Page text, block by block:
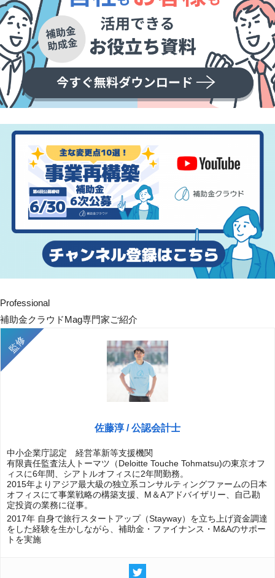
Professional
補助金クラウドMag専門家ご紹介
佐藤淳 / 公認会計士
中小企業庁認定 経営革新等支援機関
有限責任監査法人トーマツ（Deloitte Touche Tohmatsu)の東京オフ
ィスに6年間、シアトルオフィスに2年間勤務。
2015年よりアジア最大級の独立系コンサルティングファームの日本
オフィスにて事業戦略の構築支援、M＆Aアドバイザリー、自己勘
定投資の業務に従事。
2017年 自身で旅行スタートアップ（Stayway）を立ち上げ資金調達
をした経験を生かしながら、補助金・ファイナンス・M&Aのサポー
トを実施